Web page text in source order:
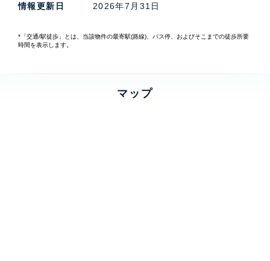
情報更新日 2026年7月31日
*「交通/駅徒歩」とは、当該物件の最寄駅(路線)、バス停、およびそこまでの徒歩所要
時間を表示します。
マップ